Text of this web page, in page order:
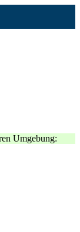
Umgebung: